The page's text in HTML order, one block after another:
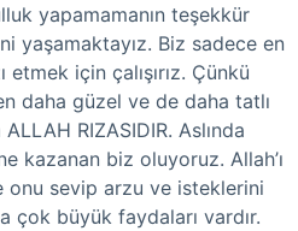
yapamamanın teşekkür
yaşamaktayız. Biz sadece en
için çalışırız. Çünkü
daha güzel ve de daha tatlı
RIZASIDIR. Aslında
kazanan biz oluyoruz. Allah’ı
onu sevip arzu ve isteklerini
çok büyük faydaları vardır.